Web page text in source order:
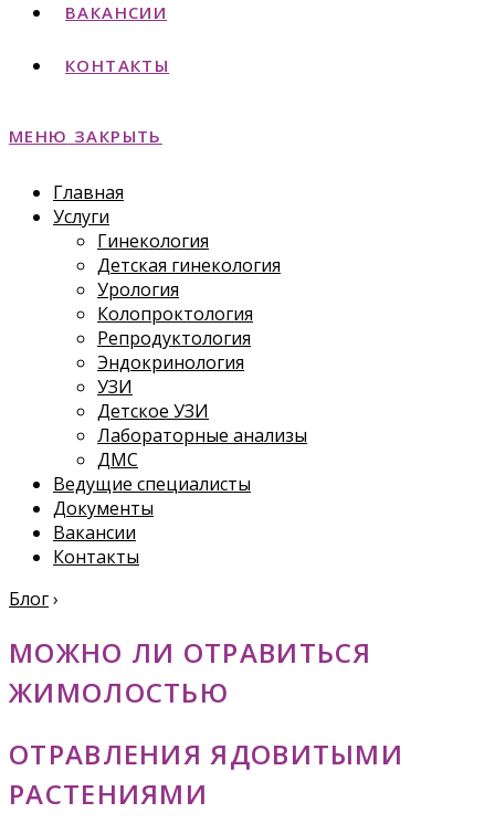
ВАКАНСИИ
КОНТАКТЫ
МЕНЮ ЗАКРЫТЬ
Главная
Услуги
Гинекология
Детская гинекология
Урология
Колопроктология
Репродуктология
Эндокринология
УЗИ
Детское УЗИ
Лабораторные анализы
ДМС
Ведущие специалисты
Документы
Вакансии
Контакты
Блог›
МОЖНО ЛИ ОТРАВИТЬСЯ
ЖИМОЛОСТЬЮ
ОТРАВЛЕНИЯ ЯДОВИТЫМИ
РАСТЕНИЯМИ